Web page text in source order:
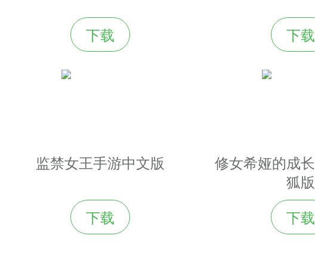
下载 下载
监禁女王手游中文版
下载
修女希娅的成
狐版
下载